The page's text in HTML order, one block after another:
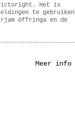
Het is
te gebruiken
Offringa en de
Meer info